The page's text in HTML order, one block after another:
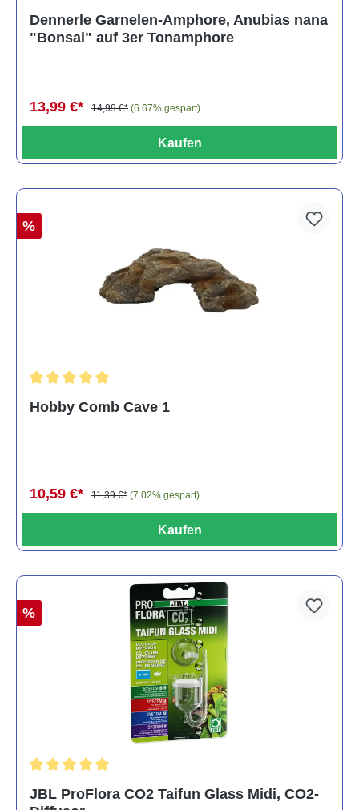
Dennerle Garnelen-Amphore, Anubias nana
"Bonsai" auf 3er Tonamphore
13,99 €* 14,99 €* (6.67% gespart)
Kaufen
%
Hobby Comb Cave 1
10,59 €* 11,39 €* (7.02% gespart)
Kaufen
%
JBL ProFlora CO2 Taifun Glass Midi, CO2-